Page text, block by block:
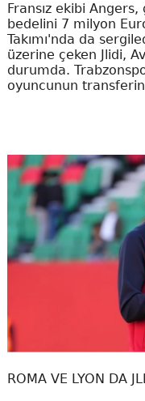
Fransız ekibi
bedelini 7 milyon
Takımı'nda da
üzerine çeken Jlidi,
durumda.
oyuncunun
ROMA VE LYON DA